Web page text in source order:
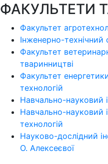
ФАКУЛЬТЕТИ
Факультет
Інженерно-технічний
Факультет
тваринництві
Факультет
технологій
Навчально-науковий
Навчально-науковий
технологій
Науково-дослідний
О. Алексеєвої